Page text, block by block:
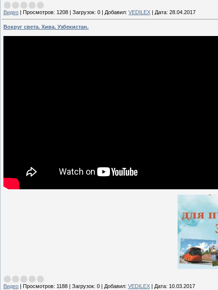
Видео | Просмотров: 1208 | Загрузок: 0 | Добавил: VEDILEX | Дата: 28.04.2017
Вокруг света. Хива. Узбекистан.
Видео | Просмотров: 1188 | Загрузок: 0 | Добавил: VEDILEX | Дата: 10.03.2017